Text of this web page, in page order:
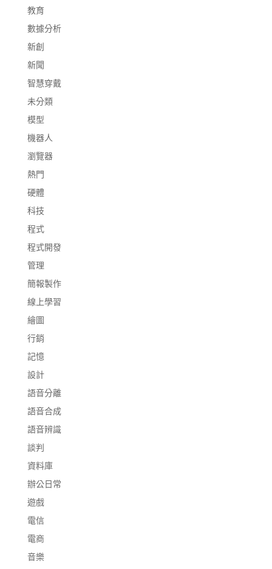
教育
數據分析
新創
新聞
智慧穿戴
未分類
模型
機器人
瀏覽器
熱門
硬體
科技
程式
程式開發
管理
簡報製作
線上學習
繪圖
行銷
記憶
設計
語音分離
語音合成
語音辨識
談判
資料庫
辦公日常
遊戲
電信
電商
音樂